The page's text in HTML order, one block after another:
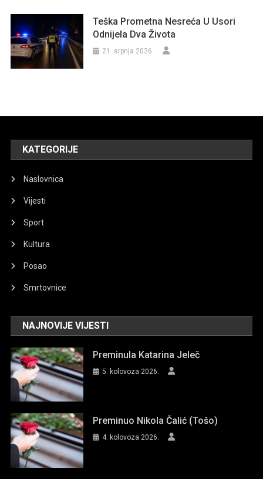
Teška Prometna Nesreća U Usori
Odnijela Dva Života
21. srpnja 2026.
KATEGORIJE
Naslovnica
Vijesti
Sport
Kultura
Posao
Smrtovnice
NAJNOVIJE VIJESTI
Preminula Katarina Jeleč
5. kolovoza 2026.
Preminuo Nikola Čalić (Tošo)
4. kolovoza 2026.